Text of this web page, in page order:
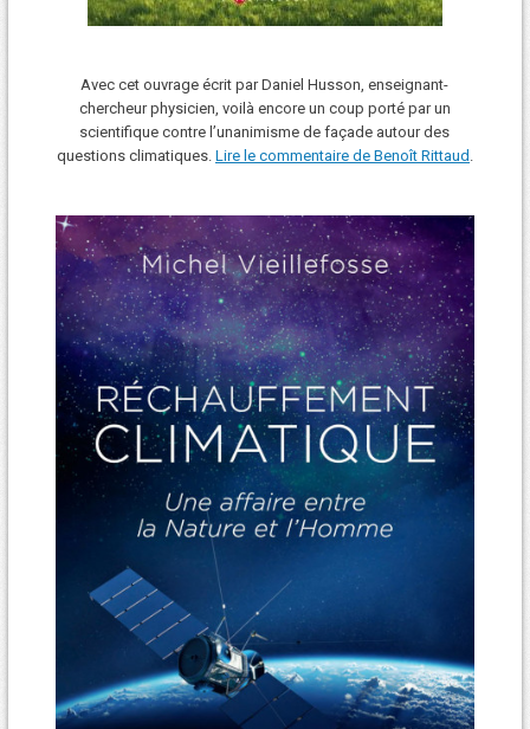
Avec cet ouvrage écrit par Daniel Husson, enseignant-
chercheur physicien, voilà encore un coup porté par un
scientifique contre l’unanimisme de façade autour des
questions climatiques. Lire le commentaire de Benoît Rittaud .